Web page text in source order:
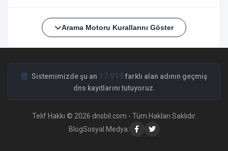
Arama Motoru Kurallarını Göster
Sistemimizde şu an 17.919farklı alan adının geçmiş
dns kayıtlarını tutuyoruz.
Telif Hakkı © 2026 dnsbil.com - Tüm Hakları Saklıdır.
BlogSosyal Medya: